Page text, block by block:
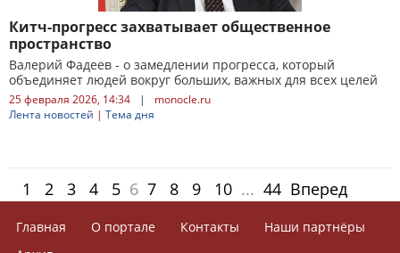
Китч-прогресс захватывает общественное
пространство
Валерий Фадеев - о замедлении прогресса, который
объединяет людей вокруг больших, важных для всех целей
25 февраля 2026, 14:34 |
monocle.ru
Лента новостей | Тема дня
1 2 3 4 5 6 7 8 9 10 ... 44 Вперед
Главная О портале Контакты
Наши партнёры